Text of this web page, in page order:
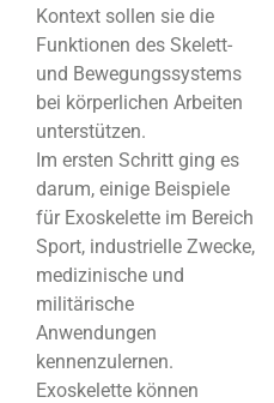
Kontext sollen sie die
Funktionen des Skelett-
und Bewegungssystems
bei körperlichen Arbeiten
unterstützen.
Im ersten Schritt ging es
darum, einige Beispiele
für Exoskelette im Bereich
Sport, industrielle Zwecke,
medizinische und
militärische
Anwendungen
kennenzulernen.
Exoskelette können